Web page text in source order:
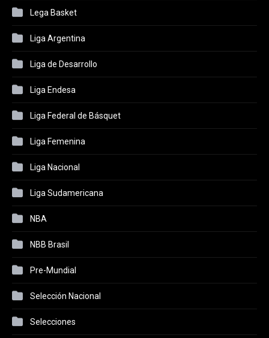
Lega Basket
Liga Argentina
Liga de Desarrollo
Liga Endesa
Liga Federal de Básquet
Liga Femenina
Liga Nacional
Liga Sudamericana
NBA
NBB Brasil
Pre-Mundial
Selección Nacional
Selecciones